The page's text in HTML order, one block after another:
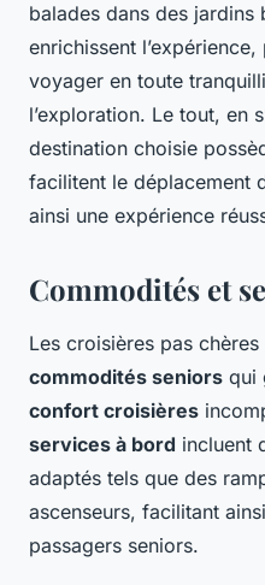
balades dans des jardins
enrichissent
voyager en toute
l’exploration. Le tout, en
destination choisie
facilitent le déplacement
ainsi une expérience
Commodités et
Les croisières pas
commodités seniors qui
confort croisières
services à bord incluent
adaptés tels que des
ascenseurs, facilitant
passagers seniors.